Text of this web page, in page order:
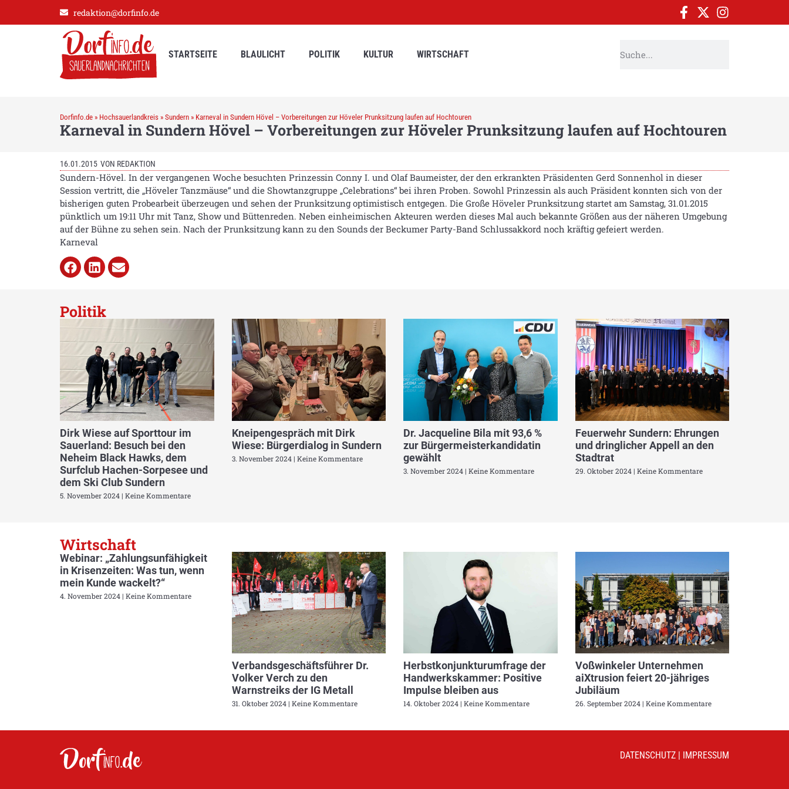
redaktion@dorfinfo.de
STARTSEITE BLAULICHT POLITIK KULTUR WIRTSCHAFT
Dorfinfo.de » Hochsauerlandkreis » Sundern » Karneval in Sundern Hövel – Vorbereitungen zur Höveler Prunksitzung laufen auf Hochtouren
Karneval in Sundern Hövel – Vorbereitungen zur Höveler Prunksitzung laufen auf Hochtouren
16.01.2015 VON REDAKTION
Sundern-Hövel. In der vergangenen Woche besuchten Prinzessin Conny I. und Olaf Baumeister, der den erkrankten Präsidenten Gerd Sonnenhol in dieser
Session vertritt, die „Höveler Tanzmäuse“ und die Showtanzgruppe „Celebrations“ bei ihren Proben. Sowohl Prinzessin als auch Präsident konnten sich von der
bisherigen guten Probearbeit überzeugen und sehen der Prunksitzung optimistisch entgegen. Die Große Höveler Prunksitzung startet am Samstag, 31.01.2015
pünktlich um 19:11 Uhr mit Tanz, Show und Büttenreden. Neben einheimischen Akteuren werden dieses Mal auch bekannte Größen aus der näheren Umgebung
auf der Bühne zu sehen sein. Nach der Prunksitzung kann zu den Sounds der Beckumer Party-Band Schlussakkord noch kräftig gefeiert werden.
Karneval
Politik
Dirk Wiese auf Sporttour im
Sauerland: Besuch bei den
Neheim Black Hawks, dem
Surfclub Hachen-Sorpesee und
dem Ski Club Sundern
5. November 2024 Keine Kommentare
Kneipengespräch mit Dirk
Wiese: Bürgerdialog in Sundern
3. November 2024 Keine Kommentare
Dr. Jacqueline Bila mit 93,6 %
zur Bürgermeisterkandidatin
gewählt
3. November 2024 Keine Kommentare
Feuerwehr Sundern: Ehrungen
und dringlicher Appell an den
Stadtrat
29. Oktober 2024 Keine Kommentare
Wirtschaft
Webinar: „Zahlungsunfähigkeit
in Krisenzeiten: Was tun, wenn
mein Kunde wackelt?“
4. November 2024 Keine Kommentare
Verbandsgeschäftsführer Dr.
Volker Verch zu den
Warnstreiks der IG Metall
31. Oktober 2024 Keine Kommentare
Herbstkonjunkturumfrage der
Handwerkskammer: Positive
Impulse bleiben aus
14. Oktober 2024 Keine Kommentare
Voßwinkeler Unternehmen
aiXtrusion feiert 20-jähriges
Jubiläum
26. September 2024 Keine Kommentare
DATENSCHUTZ | IMPRESSUM